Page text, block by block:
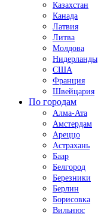
Казахстан
Канада
Латвия
Литва
Молдова
Нидерланды
США
Франция
Швейцария
По городам
Алма-Ата
Амстердам
Ареццо
Астрахань
Баар
Белгород
Березники
Берлин
Борисовка
Вильнюс